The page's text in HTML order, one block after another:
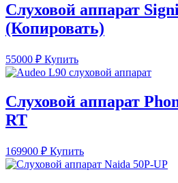
Слуховой аппарат
(Копировать)
55000 ₽ Купить
Слуховой аппарат
RT
169900 ₽ Купить